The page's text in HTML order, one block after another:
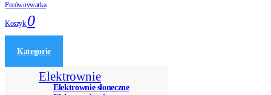
Porównywarka
Koszyk 0
Kategorie
Elektrownie
Elektrownie słoneczne